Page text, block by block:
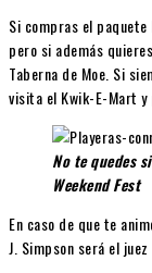
Si compras el
pero si además
Taberna de Moe. Si
visita el Kwik-E-Mart y
No te quedes
Weekend Fest
En caso de que te
J. Simpson será el